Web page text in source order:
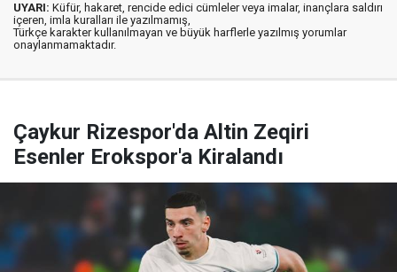
UYARI: Küfür, hakaret, rencide edici cümleler veya imalar, inançlara saldırı
içeren, imla kuralları ile yazılmamış,
Türkçe karakter kullanılmayan ve büyük harflerle yazılmış yorumlar
onaylanmamaktadır.
Çaykur Rizespor'da Altin Zeqiri
Esenler Erokspor'a Kiralandı